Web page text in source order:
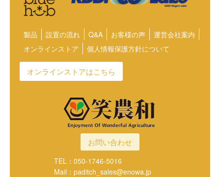
製品 設置の流れ Q&A お客様の声
運営会社案内
オンラインストア
個人情報保護方針について
オンラインストアはこちら
お問い合わせ
TEL：050-1746-5016
Mail：paditch_sales@enowa.jp